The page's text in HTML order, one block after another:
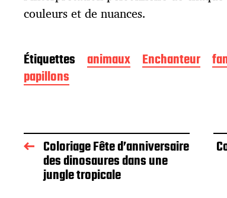
couleurs et de nuances.
Étiquettes animaux Enchanteur
papillons
Coloriage Fête d’anniversaire
des dinosaures dans une
jungle tropicale